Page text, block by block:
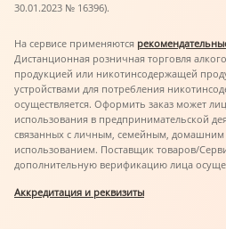
30.01.2023 № 16396).
На сервисе применяются
Дистанционная розничная торговля
продукцией или никотинсодержащей
устройствами для потребления
осуществляется. Оформить заказ может
использования в предпринимательской
связанных с личным, семейным,
использованием. Поставщик товаров/
дополнительную верификацию лица
Аккредитация и реквизиты